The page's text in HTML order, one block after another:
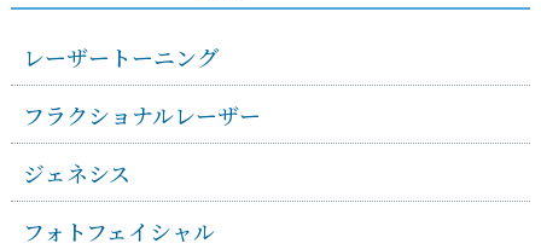
レーザートーニング
フラクショナルレーザー
ジェネシス
フォトフェイシャル